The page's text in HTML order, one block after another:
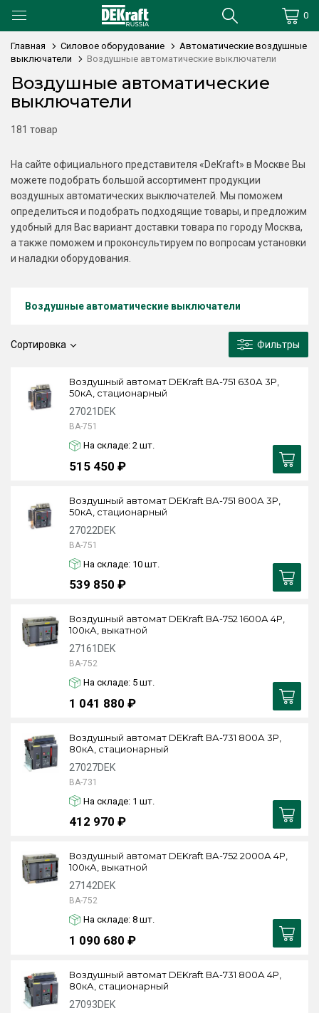
0
Главная Силовое оборудование
Автоматические воздушные
выключатели
Воздушные автоматические выключатели
Воздушные автоматические
выключатели
181 товар
На сайте официального представителя «DeKraft» в Москве Вы
можете подобрать большой ассортимент продукции
воздушных автоматических выключателей. Мы поможем
определиться и подобрать подходящие товары, и предложим
удобный для Вас вариант доставки товара по городу Москва,
а также поможем и проконсультируем по вопросам установки
и наладки оборудования.
Сортировка Фильтры
Воздушный автомат DEKraft ВА-751 630А 3P,
50кА, стационарный
27021DEK
ВА-751
На складе: 2 шт.
515 450 ₽
Воздушный автомат DEKraft ВА-751 800А 3P,
50кА, стационарный
27022DEK
ВА-751
На складе: 10 шт.
539 850 ₽
Воздушный автомат DEKraft ВА-752 1600А 4P,
100кА, выкатной
27161DEK
ВА-752
На складе: 5 шт.
1 041 880 ₽
Воздушный автомат DEKraft ВА-731 800А 3P,
80кА, стационарный
27027DEK
ВА-731
На складе: 1 шт.
412 970 ₽
Воздушный автомат DEKraft ВА-752 2000А 4P,
100кА, выкатной
27142DEK
ВА-752
На складе: 8 шт.
1 090 680 ₽
Воздушный автомат DEKraft ВА-731 800А 4P,
80кА, стационарный
27093DEK
Воздушные автоматические выключатели